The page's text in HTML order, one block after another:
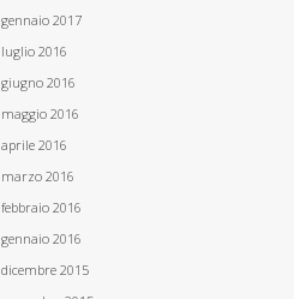
gennaio 2017
luglio 2016
giugno 2016
maggio 2016
aprile 2016
marzo 2016
febbraio 2016
gennaio 2016
dicembre 2015